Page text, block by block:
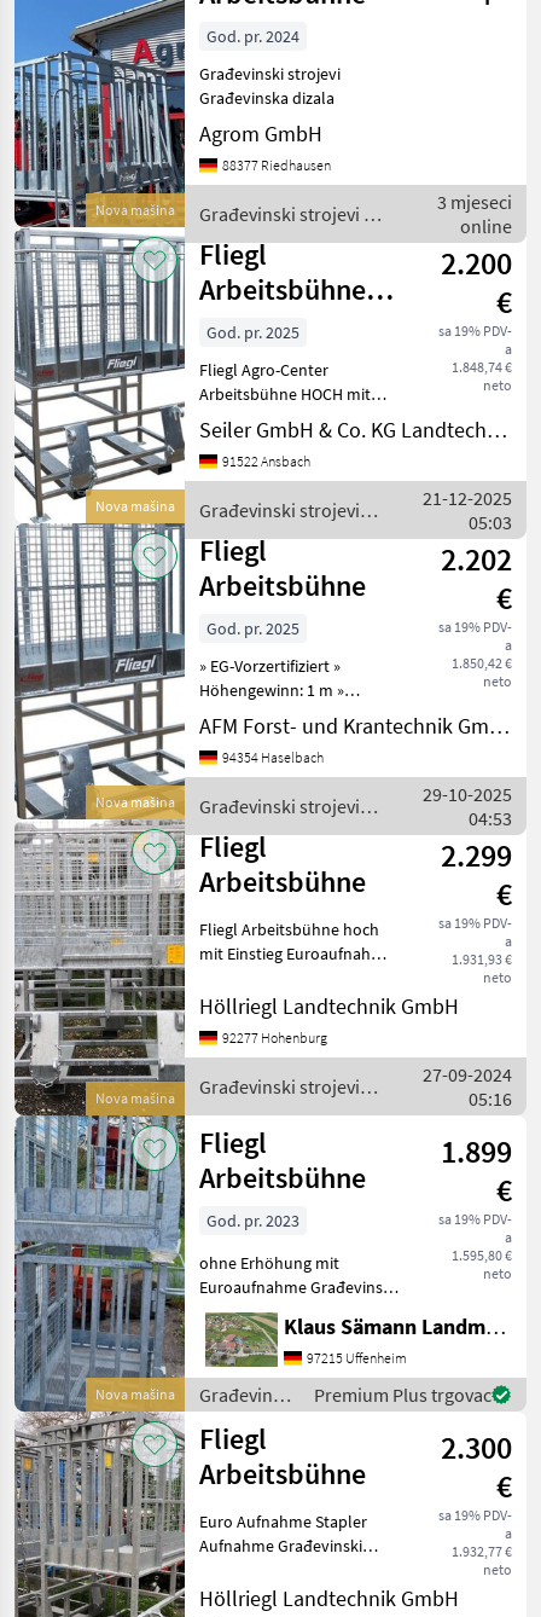
Nova mašina
God. pr. 2024
Građevinski strojevi
Građevinska dizala
Agrom GmbH
88377 Riedhausen
Građevinski strojevi /
Fliegl
3 mjeseci
online
Nova mašina
Fliegl
Arbeitsbühne
HOCH mit Euro-
Aufnahme
2.200
€
sa 19% PDV-
a
1.848,74 €
neto
God. pr. 2025
Fliegl Agro-Center
Arbeitsbühne HOCH mit
seitlichem Einstieg,
vollverzinkt Art.-Nr.
ABHFLI000005V - 1.570 x 920
Aufnahme - incl.
Werkzeugablage
Seiler GmbH & Co. KG Landtechnik
91522 Ansbach
Građevinski strojevi /
Fliegl
21-12-2025
05:03
Nova mašina
Fliegl
Arbeitsbühne
2.202
€
sa 19% PDV-
a
1.850,42 €
neto
God. pr. 2025
» EG-Vorzertifiziert »
Höhengewinn: 1 m »
Rutschfestes Gitter am
Boden » Arbeitshöhe mit
Frontlader: max. 6500 mm »
Werkzeugablage » Seitlicher
Einst
AFM Forst- und Krantechnik GmbH
94354 Haselbach
Građevinski strojevi /
Fliegl
29-10-2025
04:53
Nova mašina
Fliegl
Arbeitsbühne
2.299
€
sa 19% PDV-
a
1.931,93 €
neto
Fliegl Arbeitsbühne hoch
mit Einstieg Euroaufnahme
Građevinski strojevi
Građevinska dizala
Höllriegl Landtechnik GmbH
92277 Hohenburg
Građevinski strojevi /
Fliegl
27-09-2024
05:16
Nova mašina
Fliegl
Arbeitsbühne
1.899
€
sa 19% PDV-
a
1.595,80 €
neto
God. pr. 2023
ohne Erhöhung mit
Euroaufnahme Građevinski
strojevi Građevinska dizala
Klaus Sämann Landmaschinen Fachbetrieb GmbH
97215 Uffenheim
Građevinski
strojevi /
Fliegl
Premium Plus trgovac
Fliegl
Arbeitsbühne
2.300
€
sa 19% PDV-
a
1.932,77 €
neto
Euro Aufnahme Stapler
Aufnahme Građevinski
Höllriegl Landtechnik GmbH